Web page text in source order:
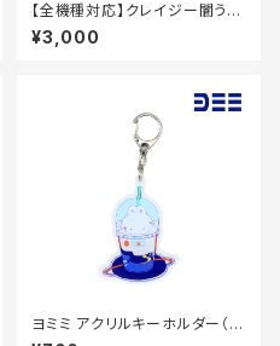
【全機種対応】クレイジー闇うさ
ぎ スマホ手帳ケース（キセカエ
ピンク）
¥3,000
ヨミミ アクリルキーホルダー（ド
リンク）70×70mm